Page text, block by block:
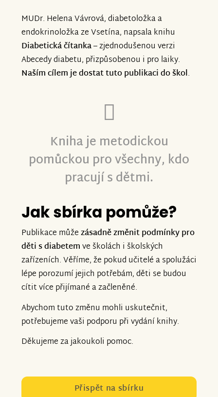
MUDr. Helena Vávrová, diabetoložka a
endokrinoložka ze Vsetína, napsala knihu
Diabetická čítanka– zjednodušenou verzi
Abecedy diabetu, přizpůsobenou i pro laiky.
Naším cílem je dostat tuto publikaci do škol.
Kniha je metodickou
pomůckou pro všechny, kdo
pracují s dětmi.
Jak sbírka pomůže?
Publikace můžezásadně změnit podmínky pro
děti s diabetemve školách i školských
zařízeních. Věříme, že pokud učitelé a spolužáci
lépe porozumí jejich potřebám, děti se budou
cítit více přijímané a začleněné.
Abychom tuto změnu mohli uskutečnit,
potřebujeme vaši podporu při vydání knihy.
Děkujeme za jakoukoli pomoc.
Přispět na sbírku